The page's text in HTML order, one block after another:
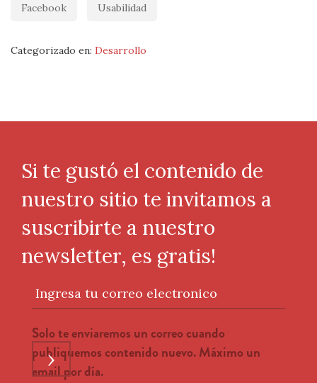
Facebook Usabilidad
Categorizado en: Desarrollo
Si te gustó el contenido de
nuestro sitio te invitamos a
suscribirte a nuestro
newsletter, es gratis!
Ingresa tu correo electronico
Solo te enviaremos un correo cuando
publiquemos contenido nuevo. Máximo un
email por día.
›